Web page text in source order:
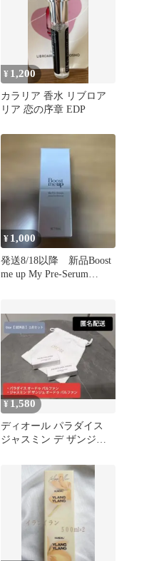
¥ 1,200
カラリア 香水 リブロア
リア 恋の序章 EDP
¥ 1,000
発送8/18以降 新品Boost
me up My Pre-Serum
¥ 1,580
ディオール パラダイス
ジャスミン デ ザンジュ